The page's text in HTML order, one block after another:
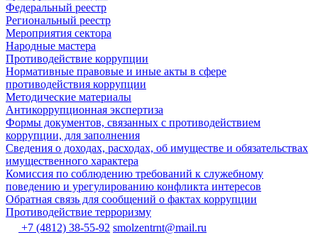
Федеральный реестр
Региональный реестр
Мероприятия сектора
Народные мастера
Противодействие коррупции
Нормативные правовые и иные акты в сфере
противодействия коррупции
Методические материалы
Антикоррупционная экспертиза
Формы документов, связанных с противодействием
коррупции, для заполнения
Сведения о доходах, расходах, об имуществе и обязательствах
имущественного характера
Комиссия по соблюдению требований к служебному
поведению и урегулированию конфликта интересов
Обратная связь для сообщений о фактах коррупции
Противодействие терроризму
+7 (4812) 38-55-92 smolzentrnt@mail.ru